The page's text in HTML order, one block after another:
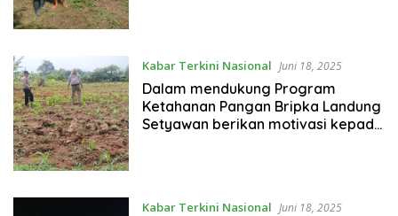
Kabar Terkini Nasional Juni 18, 2025
Dalam mendukung Program
Ketahanan Pangan Bripka Landung
Setyawan berikan motivasi kepada
Kabar Terkini Nasional Juni 18, 2025